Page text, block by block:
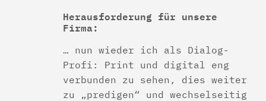
Herausforderung für unsere
Firma:
… nun wieder ich als Dialog-
Profi: Print und digital eng
verbunden zu sehen, dies weiter
zu „predigen“ und wechselseitig